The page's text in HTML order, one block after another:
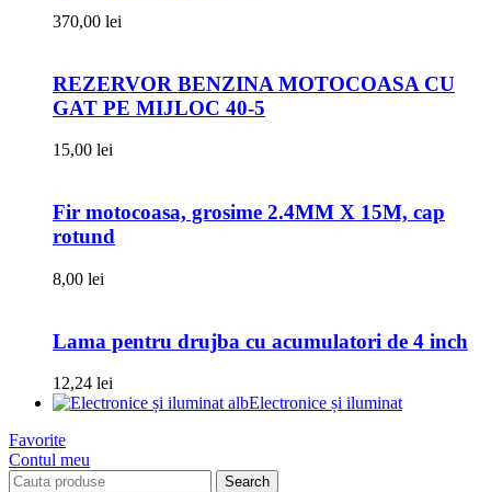
370,00 lei
REZERVOR BENZINA MOTOCOASA CU
GAT PE MIJLOC 40-5
15,00 lei
Fir motocoasa, grosime 2.4MM X 15M, cap
rotund
8,00 lei
Lama pentru drujba cu acumulatori de 4 inch
12,24 lei
Electronice și iluminat
Favorite
Contul meu
Search